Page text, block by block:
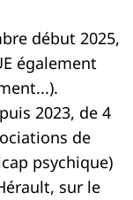
début 2025,
également
2023, de 4
de
psychique)
sur le